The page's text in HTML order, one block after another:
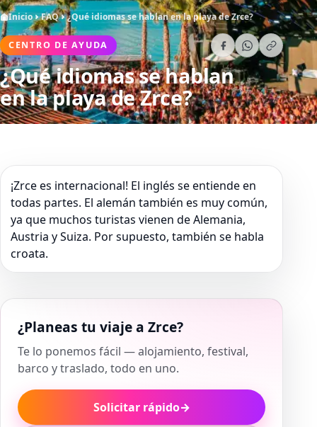
Inicio FAQ ¿Qué idiomas se hablan en la playa de Zrce?
CENTRO DE AYUDA
¿Qué idiomas se hablan
en la playa de Zrce?
¡Zrce es internacional! El inglés se entiende en
todas partes. El alemán también es muy común,
ya que muchos turistas vienen de Alemania,
Austria y Suiza. Por supuesto, también se habla
croata.
¿Planeas tu viaje a Zrce?
Te lo ponemos fácil — alojamiento, festival,
barco y traslado, todo en uno.
Solicitar rápido→